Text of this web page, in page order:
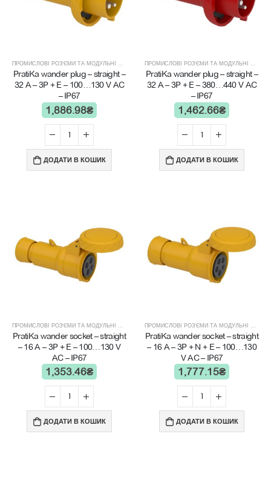
ПРОМИСЛОВІ РОЗ'ЄМИ ТА МОДУЛЬНІ ЩИТИ
PratiKa wander plug – straight –
32 A – 3P + E – 100…130 V AC
– IP67
1,886.98₴
ДОДАТИ В КОШИК
ПРОМИСЛОВІ РОЗ'ЄМИ ТА МОДУЛЬНІ ЩИТИ
PratiKa wander plug – straight –
32 A – 3P + E – 380…440 V AC
– IP67
1,462.66₴
ДОДАТИ В КОШИК
ПРОМИСЛОВІ РОЗ'ЄМИ ТА МОДУЛЬНІ ЩИТИ
PratiKa wander socket – straight
– 16 A – 3P + E – 100…130 V
AC – IP67
1,353.46₴
ДОДАТИ В КОШИК
ПРОМИСЛОВІ РОЗ'ЄМИ ТА МОДУЛЬНІ ЩИТИ
PratiKa wander socket – straight
– 16 A – 3P + N + E – 100…130
V AC – IP67
1,777.15₴
ДОДАТИ В КОШИК